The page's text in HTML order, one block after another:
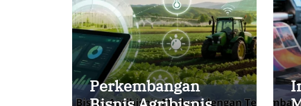
Perkembangan